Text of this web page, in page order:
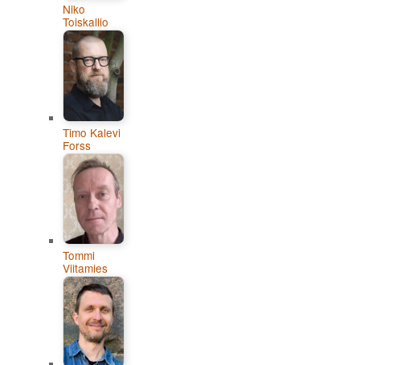
Niko
Toiskallio
Timo Kalevi
Forss
Tommi
Viitamies